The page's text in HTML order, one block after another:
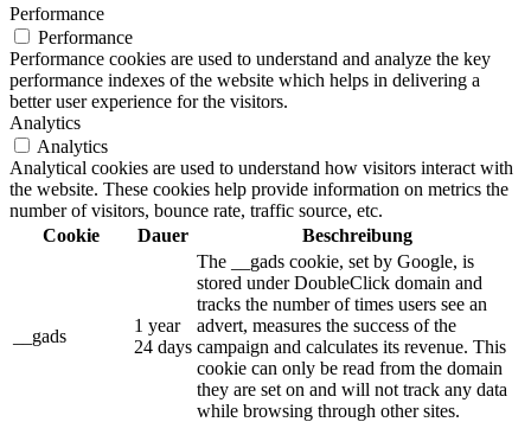
Performance
Performance
Performance cookies are used to understand and analyze the key
performance indexes of the website which helps in delivering a
better user experience for the visitors.
Analytics
Analytics
Analytical cookies are used to understand how visitors interact with
the website. These cookies help provide information on metrics the
number of visitors, bounce rate, traffic source, etc.
Cookie
Dauer Beschreibung
__gads
1 year
24 days
The __gads cookie, set by Google, is
stored under DoubleClick domain and
tracks the number of times users see an
advert, measures the success of the
campaign and calculates its revenue. This
cookie can only be read from the domain
they are set on and will not track any data
while browsing through other sites.